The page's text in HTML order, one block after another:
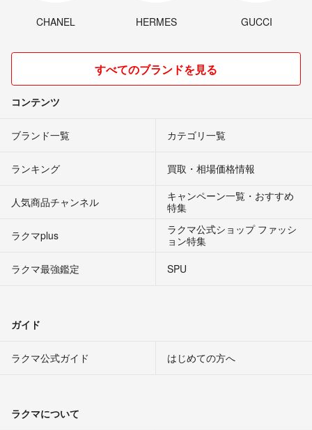
CHANEL HERMES GUCCI
すべてのブランドを見る
コンテンツ
ブランド一覧 カテゴリ一覧
ランキング 買取・相場価格情報
人気商品チャンネル
キャンペーン一覧・おすすめ
特集
ラクマplus
ラクマ公式ショップ ファッシ
ョン特集
ラクマ最強鑑定
SPU
ガイド
ラクマ公式ガイド はじめての方へ
ラクマについて